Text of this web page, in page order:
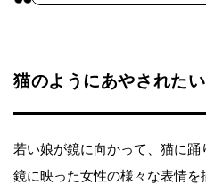
猫のようにあやされたい
若い娘が鏡に向かって、猫に踊
鏡に映った女性の様々な表情を